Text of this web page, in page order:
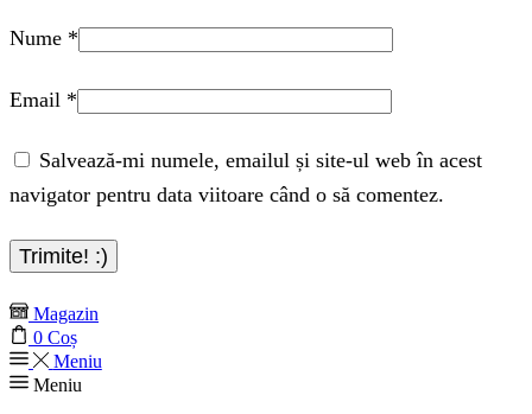
Nume *
Email *
Salvează-mi numele, emailul și site-ul web în acest
navigator pentru data viitoare când o să comentez.
Magazin
0 Coș
Meniu
Meniu